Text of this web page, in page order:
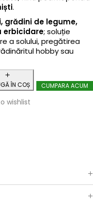
.
grădini de legume,
erbicidare; soluție
a solului, pregătirea
hobby sau
ÎN COȘ CUMPARA ACUM
wishlist